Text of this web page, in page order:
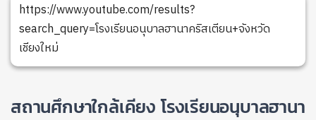
https://www.youtube.com/results?
search_query=โรงเรียนอนุบาลฮานาคริสเตียน+จังหวัด
เชียงใหม่
สถานศึกษาใกล้เคียง โรงเรียนอนุบาลฮานา